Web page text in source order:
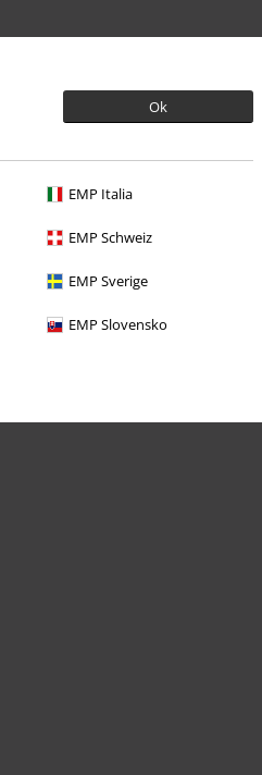
Ok
EMP Italia
EMP Schweiz
EMP Sverige
EMP Slovensko